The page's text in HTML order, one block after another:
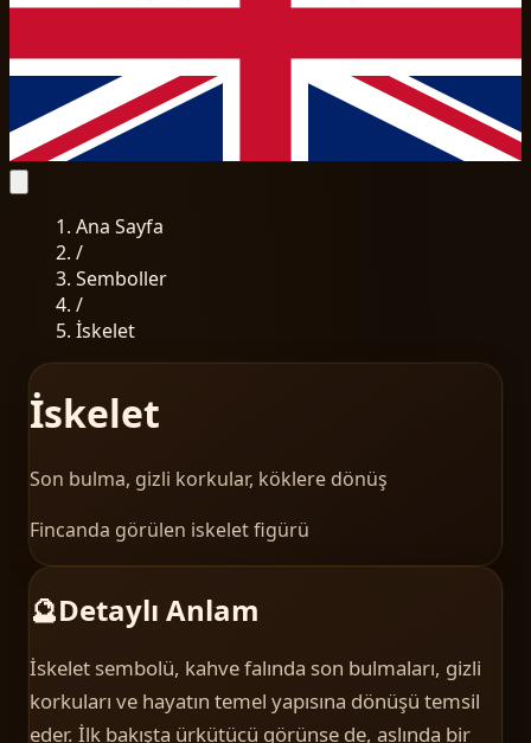
Ana Sayfa
/
Semboller
/
İskelet
İskelet
Son bulma, gizli korkular, köklere dönüş
Fincanda görülen iskelet figürü
🔮Detaylı Anlam
İskelet sembolü, kahve falında son bulmaları, gizli
korkuları ve hayatın temel yapısına dönüşü temsil
eder. İlk bakışta ürkütücü görünse de, aslında bir